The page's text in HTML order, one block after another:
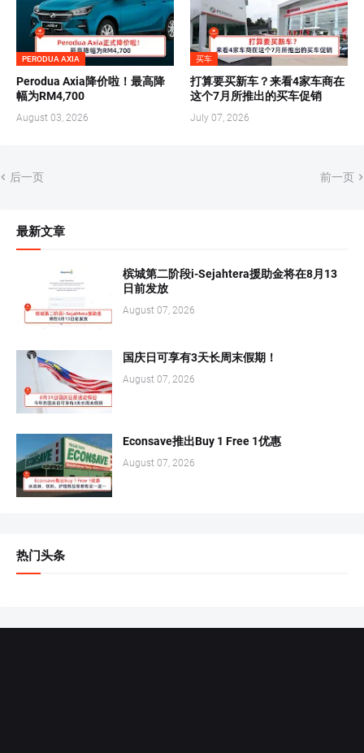
PERODUA AXIA
Perodua Axia降价啦！最高降
幅为RM4,700
August 03, 2026
买车
打算要买新车？来看4家车商在
这个7月所推出的买车促销
July 07, 2026
后一页 前一页
最新文章
槟城第二阶段i-Sejahtera援助金将在8月13
日前发放
August 07, 2026
国庆日可享有3天长周末假期！
August 07, 2026
Econsave推出Buy 1 Free 1优惠
August 07, 2026
热门头条